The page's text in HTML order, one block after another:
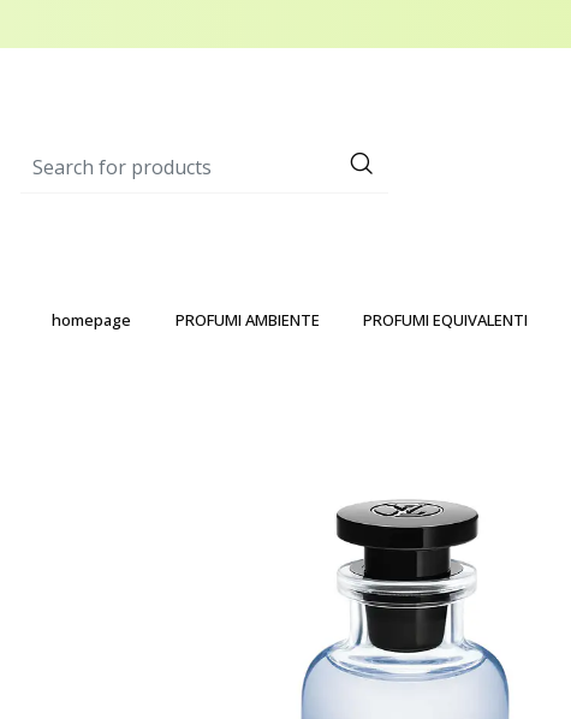
homepage PROFUMI AMBIENTE PROFUMI EQUIVALENTI